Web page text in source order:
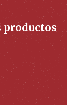
productos